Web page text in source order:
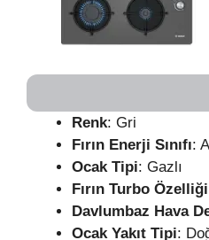
Renk: Gri
Fırın Enerji Sınıfı: A
Ocak Tipi: Gazlı
Fırın Turbo Özelliği
Davlumbaz Hava
Ocak Yakıt Tipi: